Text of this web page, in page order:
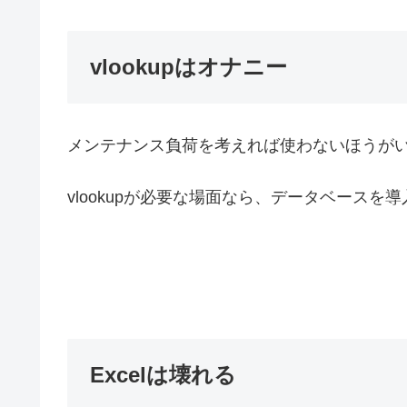
vlookupはオナニー
メンテナンス負荷を考えれば使わないほうがい
vlookupが必要な場面なら、データベースを導
Excelは壊れる